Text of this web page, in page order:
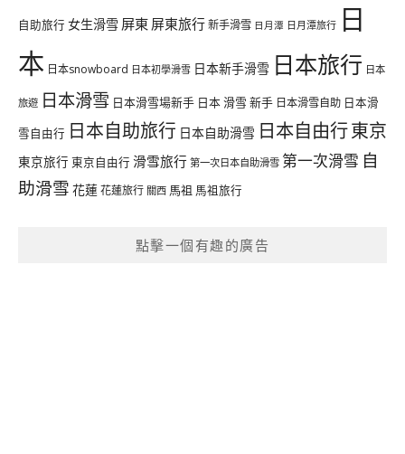
自助旅行 女生滑雪 屏東 屏東旅行新手滑雪 日月潭 日月潭旅行 日
本 日本snowboard 日本初學滑雪 日本新手滑雪 日本旅行 日本
旅遊 日本滑雪 日本滑雪場新手 日本 滑雪 新手 日本滑雪自助 日本滑
雪自由行 日本自助旅行 日本自助滑雪 日本自由行東京
東京旅行 東京自由行 滑雪旅行 第一次日本自助滑雪 第一次滑雪 自
助滑雪 花蓮花蓮旅行 關西 馬祖 馬祖旅行
點擊一個有趣的廣告